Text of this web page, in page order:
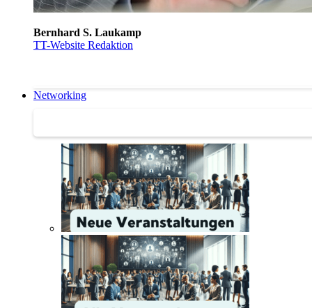
Bernhard S. Laukamp
TT-Website Redaktion
Networking